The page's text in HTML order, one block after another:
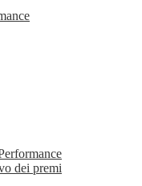
dei premi